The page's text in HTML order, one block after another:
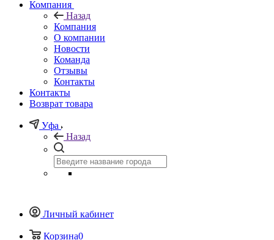
Компания
Назад
Компания
О компании
Новости
Команда
Отзывы
Контакты
Контакты
Возврат товара
Уфа
Назад
Личный кабинет
Корзина0